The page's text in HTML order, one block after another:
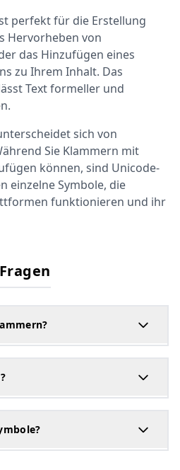
perfekt für die Erstellung
Hervorheben von
das Hinzufügen eines
zu Ihrem Inhalt. Das
Text formeller und
sich von
Sie Klammern mit
können, sind Unicode-
einzelne Symbole, die
funktionieren und ihr